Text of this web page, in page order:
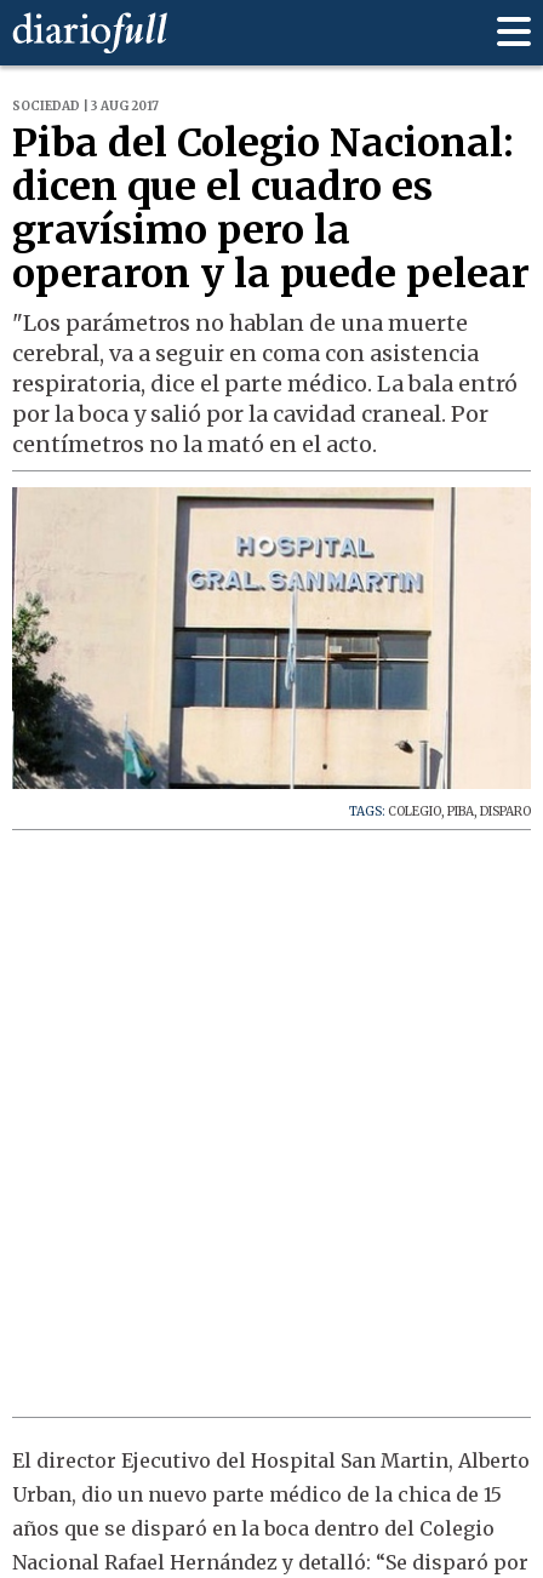
SOCIEDAD | 3 AUG 2017
Piba del Colegio Nacional:
dicen que el cuadro es
gravísimo pero la
operaron y la puede pelear
"Los parámetros no hablan de una muerte
cerebral, va a seguir en coma con asistencia
respiratoria, dice el parte médico. La bala entró
por la boca y salió por la cavidad craneal. Por
centímetros no la mató en el acto.
TAGS: COLEGIO, PIBA, DISPARO
El director Ejecutivo del Hospital San Martin, Alberto
Urban, dio un nuevo parte médico de la chica de 15
años que se disparó en la boca dentro del Colegio
Nacional Rafael Hernández y detalló: “Se disparó por